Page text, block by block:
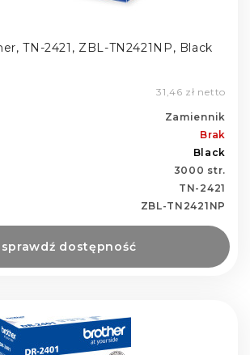
TN-2421, ZBL-TN2421NP, Black
31,46 zł netto
Zamiennik
Brak
Black
3000 str.
TN-2421
ZBL-TN2421NP
sprawdź dostępność